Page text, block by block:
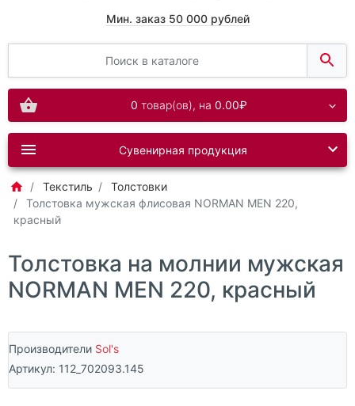
Мин. заказ 50 000 рублей
0 товар(ов), на 0.00₽
Сувенирная продукция
Текстиль
Толстовки
Толстовка мужская флисовая NORMAN MEN 220,
красный
Толстовка на молнии мужская
NORMAN MEN 220, красный
Производители Sol's
Артикул: 112_702093.145